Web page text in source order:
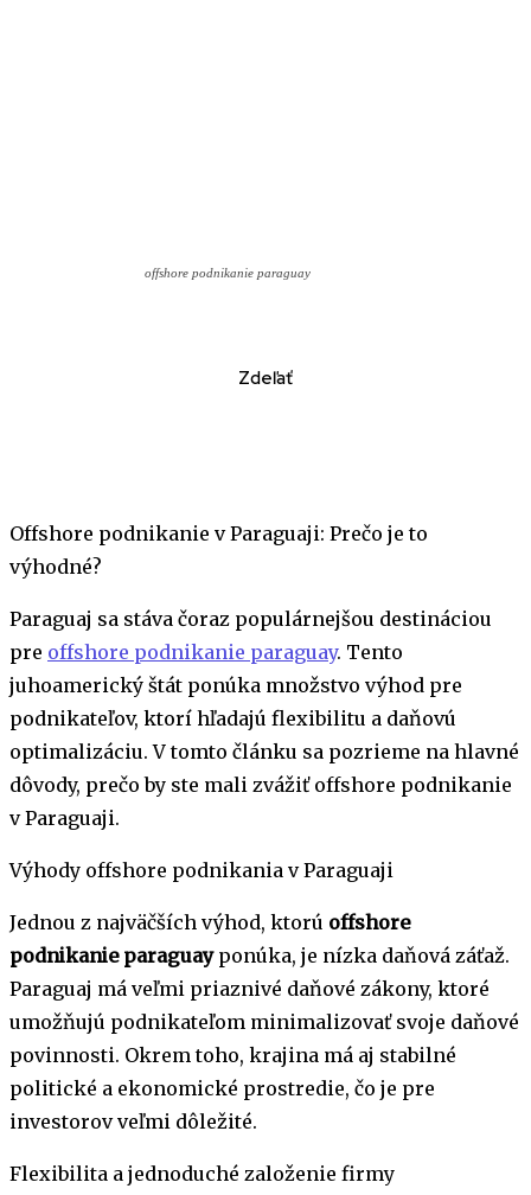
offshore podnikanie paraguay
Zdeľať
Offshore podnikanie v Paraguaji: Prečo je to
výhodné?
Paraguaj sa stáva čoraz populárnejšou destináciou
pre offshore podnikanie paraguay. Tento
juhoamerický štát ponúka množstvo výhod pre
podnikateľov, ktorí hľadajú flexibilitu a daňovú
optimalizáciu. V tomto článku sa pozrieme na hlavné
dôvody, prečo by ste mali zvážiť offshore podnikanie
v Paraguaji.
Výhody offshore podnikania v Paraguaji
Jednou z najväčších výhod, ktorú offshore
podnikanie paraguayponúka, je nízka daňová záťaž.
Paraguaj má veľmi priaznivé daňové zákony, ktoré
umožňujú podnikateľom minimalizovať svoje daňové
povinnosti. Okrem toho, krajina má aj stabilné
politické a ekonomické prostredie, čo je pre
investorov veľmi dôležité.
Flexibilita a jednoduché založenie firmy